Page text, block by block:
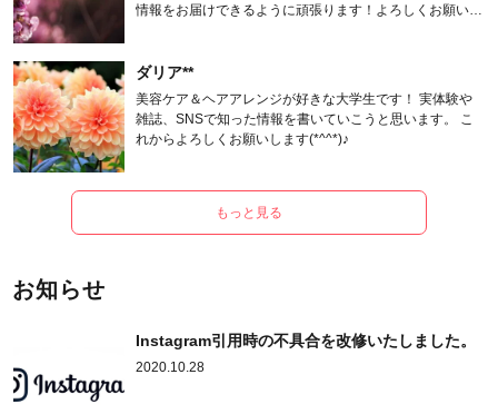
情報をお届けできるように頑張ります！よろしくお願いし
ダリア**
美容ケア＆ヘアアレンジが好きな大学生です！ 実体験や
雑誌、SNSで知った情報を書いていこうと思います。 こ
れからよろしくお願いします(*^^*)♪
もっと見る
お知らせ
Instagram引用時の不具合を改修いたしました。
2020.10.28